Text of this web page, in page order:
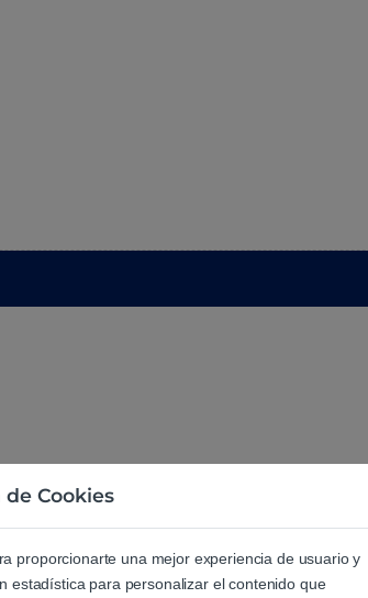
sobre este
producto.
Cookies
proporcionarte una mejor experiencia de usuario y
estadística para personalizar el contenido que